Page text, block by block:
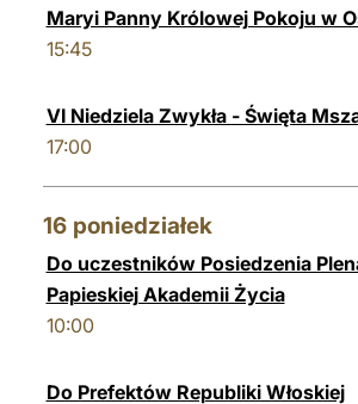
Maryi Panny Królowej Pokoju w
15:45
VI Niedziela Zwykła - Święta
17:00
16 poniedziałek
Do uczestników Posiedzenia
Papieskiej Akademii Życia
10:00
Do Prefektów Republiki Włoskiej